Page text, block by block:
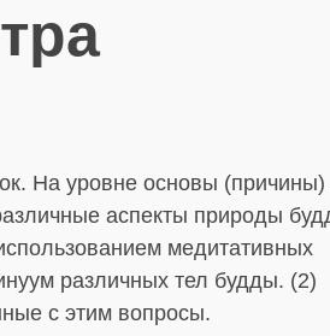
На уровне основы (причины)
аспекты природы
медитативных
различных тел будды. (2)
с этим вопросы.